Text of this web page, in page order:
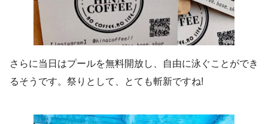
さらに当日はプールを無料開放し、自由に泳ぐことができ
るそうです。祭りとして、とても斬新ですね!